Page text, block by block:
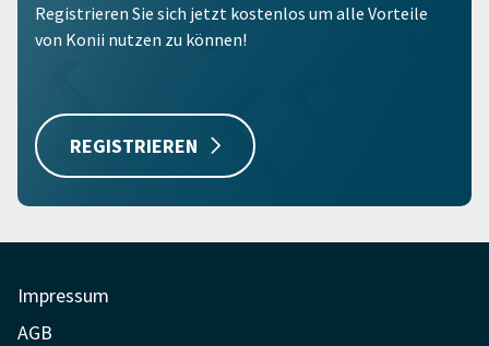
Registrieren Sie sich jetzt kostenlos um alle Vorteile
von Konii nutzen zu können!
REGISTRIEREN
Impressum
AGB